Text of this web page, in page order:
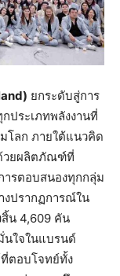
ยกระดับสู่การ
ระเภทพลังงานที่
โลก ภายใต้แนวคิด
วยผลิตภัณฑ์ที่
ารตอบสนองทุกกลุ่ม
งปรากฏการณ์ใน
สิ้น 4,609 คัน
นใจในแบรนด์
ตอบโจทย์ทั้ง